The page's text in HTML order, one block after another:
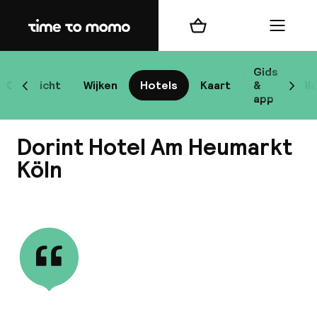
Home
Overzicht Wijken Hotels Kaart
Gids
&
app
Scroll naar links
Winkelmand Menu
Dorint Hotel Am Heumarkt
Köln